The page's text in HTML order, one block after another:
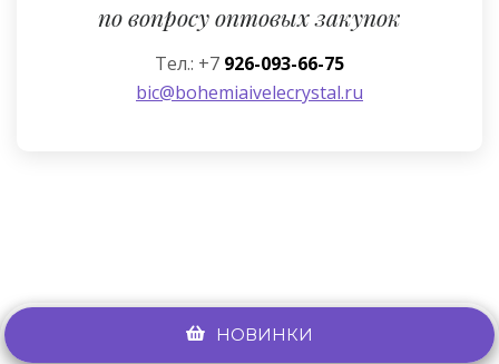
по вопросу оптовых закупок
Тел.: +7 926-093-66-75
bic@bohemiaivelecrystal.ru
НОВИНКИ